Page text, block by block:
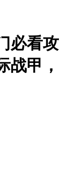
必看攻
战甲，